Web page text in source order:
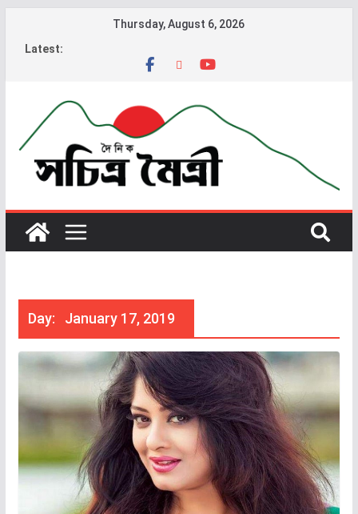
Thursday, August 6, 2026
Latest:
Day: January 17, 2019